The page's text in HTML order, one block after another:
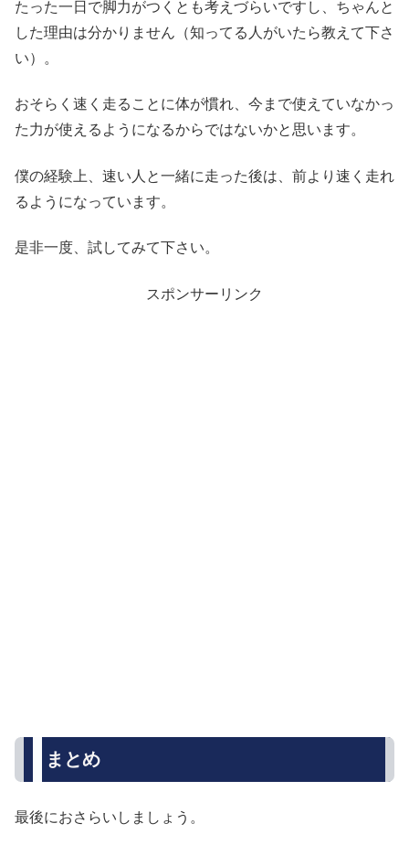
たった一日で脚力がつくとも考えづらいですし、ちゃんと
した理由は分かりません（知ってる人がいたら教えて下さ
い）。
おそらく速く走ることに体が慣れ、今まで使えていなかっ
た力が使えるようになるからではないかと思います。
僕の経験上、速い人と一緒に走った後は、前より速く走れ
るようになっています。
是非一度、試してみて下さい。
スポンサーリンク
まとめ
最後におさらいしましょう。